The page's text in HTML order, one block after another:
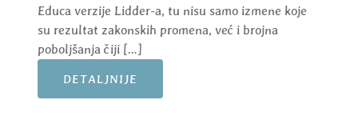
Educa verzije Lidder-a, tu nisu samo izmene koje
su rezultat zakonskih promena, već i brojna
poboljšanja čiji […]
DETALJNIJE